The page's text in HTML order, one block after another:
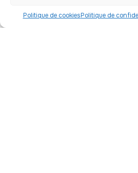
Politique de cookiesPolitique de
01 56 09